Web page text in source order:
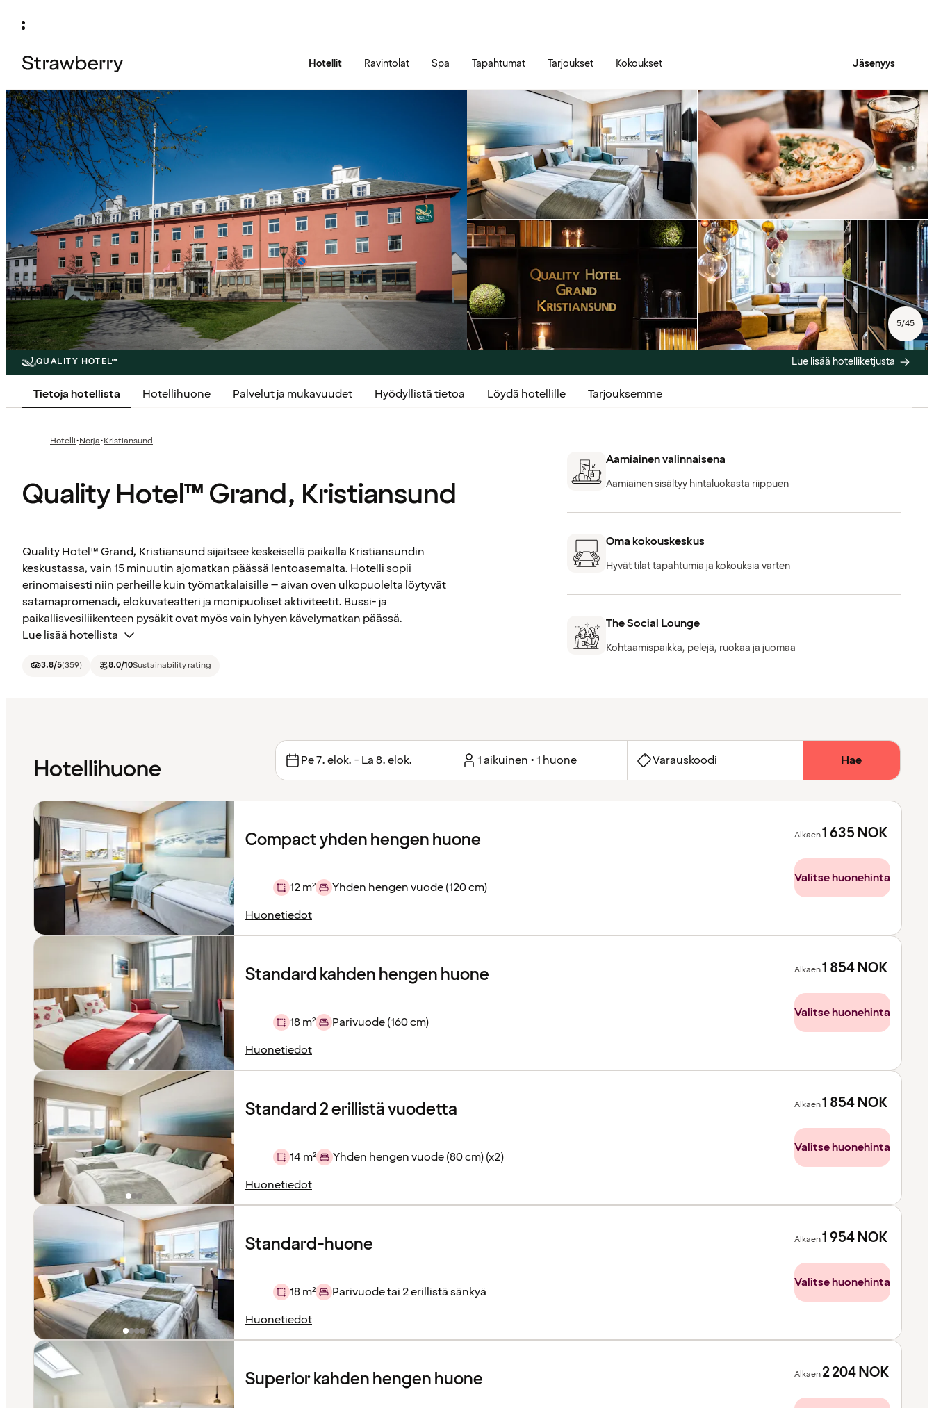
Hotellit Ravintolat Spa Tapahtumat Tarjoukset Kokoukset Jäsenyys
5/45
QUALITY HOTEL™ Lue lisää hotelliketjusta
Tietoja hotellista Hotellihuone Palvelut ja mukavuudet Hyödyllistä tietoa Löydä hotellille Tarjouksemme
Hotelli·Norja·Kristiansund
Quality Hotel™ Grand, Kristiansund
Quality Hotel™ Grand, Kristiansund sijaitsee keskeisellä paikalla Kristiansundin
keskustassa, vain 15 minuutin ajomatkan päässä lentoasemalta. Hotelli sopii
erinomaisesti niin perheille kuin työmatkalaisille – aivan oven ulkopuolelta löytyvät
satamapromenadi, elokuvateatteri ja monipuoliset aktiviteetit. Bussi- ja
paikallisvesiliikenteen pysäkit ovat myös vain lyhyen kävelymatkan päässä.
Lue lisää hotellista
3.8/5(359) 8.0/10Sustainability rating
Aamiainen valinnaisena
Aamiainen sisältyy hintaluokasta riippuen
Oma kokouskeskus
Hyvät tilat tapahtumia ja kokouksia varten
The Social Lounge
Kohtaamispaikka, pelejä, ruokaa ja juomaa
Hotellihuone Pe 7. elok. - La 8. elok. 1 aikuinen • 1 huone Varauskoodi Hae
Compact yhden hengen huone
12 m²
Yhden hengen vuode (120 cm)
Huonetiedot
Alkaen1 635NOK
Valitse huonehinta
Standard kahden hengen huone
18 m²
Parivuode (160 cm)
Huonetiedot
Alkaen1 854NOK
Valitse huonehinta
Standard 2 erillistä vuodetta
14 m²
Yhden hengen vuode (80 cm) (x2)
Huonetiedot
Alkaen1 854NOK
Valitse huonehinta
Standard-huone
18 m²
Parivuode tai 2 erillistä sänkyä
Huonetiedot
Alkaen1 954NOK
Valitse huonehinta
Superior kahden hengen huone Alkaen2 204NOK